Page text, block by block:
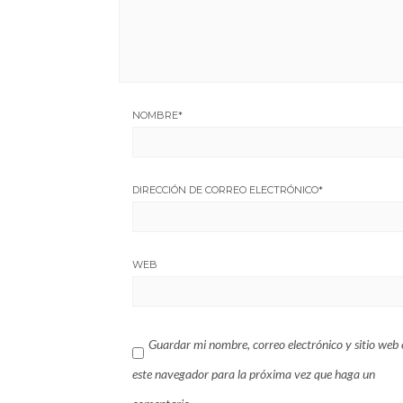
NOMBRE*
DIRECCIÓN DE CORREO ELECTRÓNICO*
WEB
Guardar mi nombre, correo electrónico y sitio web
este navegador para la próxima vez que haga un